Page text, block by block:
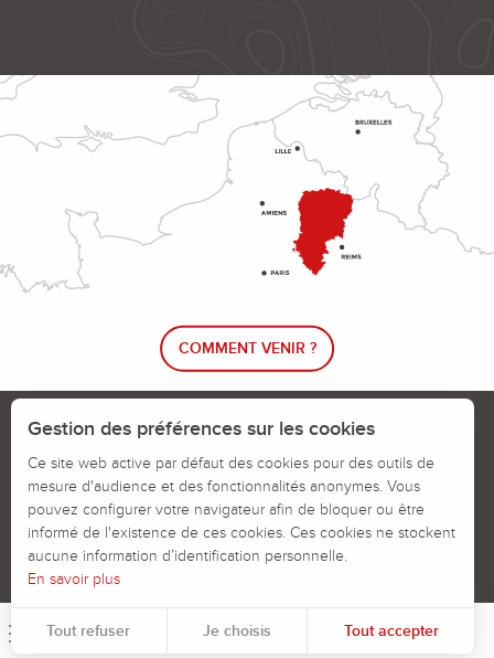
Menu
COMMENT VENIR ?
Le blog rando !
Calendrier des jours chassés
Signaler un problème sur un parcours
Politiques des Cookies Mentions légales
Gestion des préférences sur les cookies
Ce site web active par défaut des cookies pour des outils de
mesure d'audience et des fonctionnalités anonymes. Vous
pouvez configurer votre navigateur afin de bloquer ou être
informé de l'existence de ces cookies. Ces cookies ne stockent
aucune information d’identification personnelle.
En savoir plus
Tout refuser Je choisis Tout accepter